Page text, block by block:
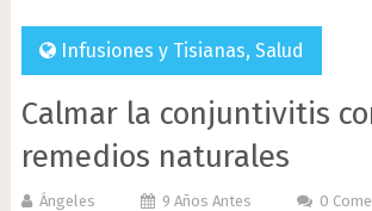
Infusiones y Tisianas, Salud
Calmar la conjuntivitis
remedios naturales
Ángeles 9 Años Antes 0